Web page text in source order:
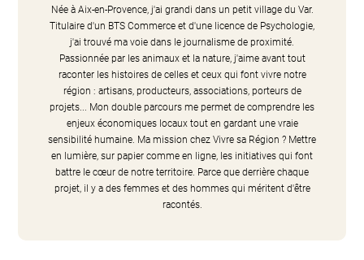
Née à Aix-en-Provence, j'ai grandi dans un petit village du Var.
Titulaire d'un BTS Commerce et d'une licence de Psychologie,
j'ai trouvé ma voie dans le journalisme de proximité.
Passionnée par les animaux et la nature, j'aime avant tout
raconter les histoires de celles et ceux qui font vivre notre
région : artisans, producteurs, associations, porteurs de
projets... Mon double parcours me permet de comprendre les
enjeux économiques locaux tout en gardant une vraie
sensibilité humaine. Ma mission chez Vivre sa Région ? Mettre
en lumière, sur papier comme en ligne, les initiatives qui font
battre le cœur de notre territoire. Parce que derrière chaque
projet, il y a des femmes et des hommes qui méritent d'être
racontés.